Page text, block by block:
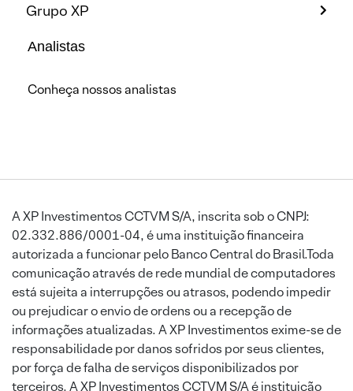
Grupo XP
Analistas
Conheça nossos analistas
A XP Investimentos CCTVM S/A, inscrita sob o CNPJ:
02.332.886/0001-04, é uma instituição financeira
autorizada a funcionar pelo Banco Central do Brasil.Toda
comunicação através de rede mundial de computadores
está sujeita a interrupções ou atrasos, podendo impedir
ou prejudicar o envio de ordens ou a recepção de
informações atualizadas. A XP Investimentos exime-se de
responsabilidade por danos sofridos por seus clientes,
por força de falha de serviços disponibilizados por
terceiros. A XP Investimentos CCTVM S/A é instituição